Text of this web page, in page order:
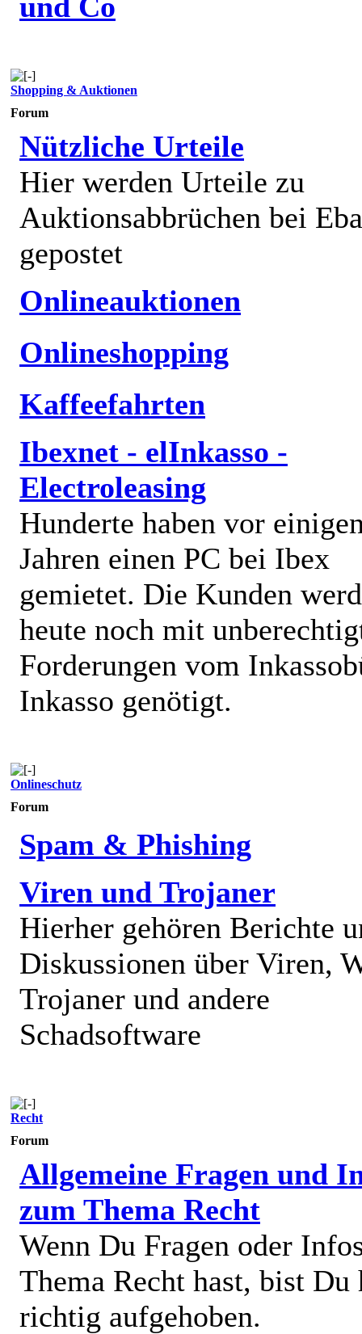
Shopping & Auktionen
Forum
Nützliche Urteile
Hier werden Urteile zu
Auktionsabbrüchen bei
gepostet
Onlineauktionen
Onlineshopping
Kaffeefahrten
Ibexnet - elInkasso -
Electroleasing
Hunderte haben vor
Jahren einen PC bei Ibex
gemietet. Die Kunden
heute noch mit
Forderungen vom
Inkasso genötigt.
Onlineschutz
Forum
Spam & Phishing
Viren und Trojaner
Hierher gehören Berichte
Diskussionen über Viren,
Trojaner und andere
Schadsoftware
Recht
Forum
Allgemeine Fragen und
zum Thema Recht
Wenn Du Fragen oder
Thema Recht hast, bist Du
richtig aufgehoben.